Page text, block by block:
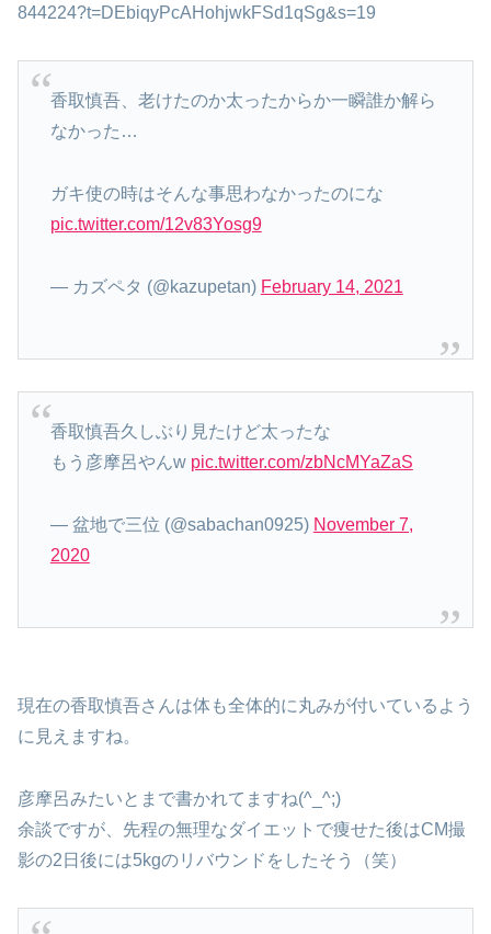
844224?t=DEbiqyPcAHohjwkFSd1qSg&s=19
香取慎吾、老けたのか太ったからか一瞬誰か解ら
なかった…
ガキ使の時はそんな事思わなかったのにな
pic.twitter.com/12v83Yosg9
— カズペタ (@kazupetan) February 14, 2021
香取慎吾久しぶり見たけど太ったな
もう彦摩呂やんw pic.twitter.com/zbNcMYaZaS
— 盆地で三位 (@sabachan0925) November 7,
2020
現在の香取慎吾さんは体も全体的に丸みが付いているよう
に見えますね。
彦摩呂みたいとまで書かれてますね(^_^;)
余談ですが、先程の無理なダイエットで痩せた後はCM撮
影の2日後には5kgのリバウンドをしたそう（笑）